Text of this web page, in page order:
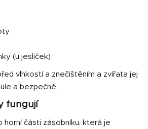
(u jesliček)
vlhkostí a znečištěním a zvířata jej
a bezpečně.
fungují
horní části zásobníku, která je